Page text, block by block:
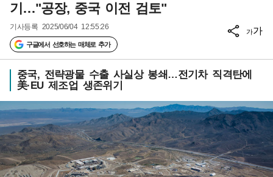
기…"공장, 중국 이전 검토"
기사등록 2025/06/04 12:55:26
구글에서 선호하는 매체로 추가
가가
중국, 전략광물 수출 사실상 봉쇄…전기차 직격탄에
美·EU 제조업 생존위기